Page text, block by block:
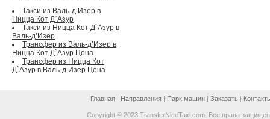
Такси из Валь-д’Изер в
Ницца Кот Д`Азур
Такси из Ницца Кот Д`Азур в
Валь-д’Изер
Трансфер из Валь-д’Изер в
Ницца Кот Д`Азур Цена
Трансфер из Ницца Кот
Д`Азур в Валь-д’Изер Цена
Главная| Направления| Парк машин| Заказать|
Copyright © 2023 TransferNiceTaxi.com| Все права